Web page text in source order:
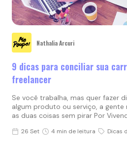
Nathalia Arcuri
9 dicas para conciliar sua
freelancer
Se você trabalha, mas quer fazer
algum produto ou serviço, a
as duas coisas sem pirar Por
26 Set 4 min de leitura Dicas